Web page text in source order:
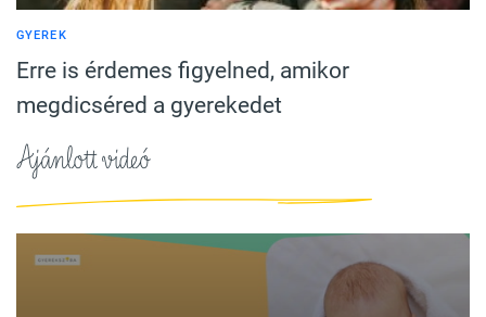
GYEREK
Erre is érdemes figyelned, amikor
megdicséred a gyerekedet
Ajánlott videó